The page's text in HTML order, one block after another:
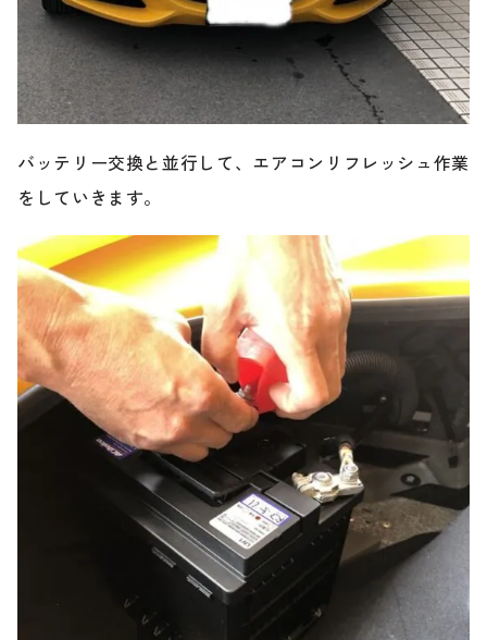
バッテリー交換と並行して、エアコンリフレッシュ作業
をしていきます。